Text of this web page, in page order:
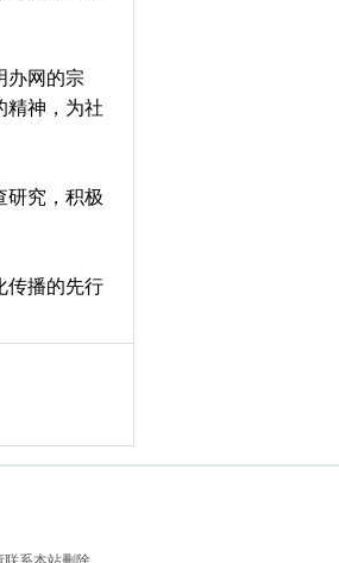
办网的宗
精神，为社
究，积极
传播的先行